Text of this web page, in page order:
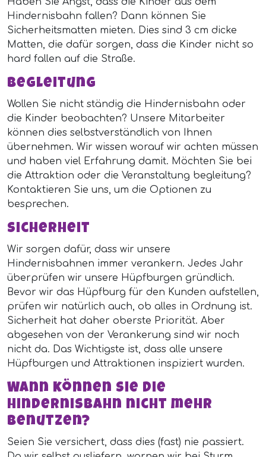
Hindernisbahn fallen? Dann können Sie
Sicherheitsmatten mieten. Dies sind 3 cm dicke
Matten, die dafür sorgen, dass die Kinder nicht so
hard fallen auf die Straße.
Begleitung
Wollen Sie nicht ständig die Hindernisbahn oder
die Kinder beobachten? Unsere Mitarbeiter
können dies selbstverständlich von Ihnen
übernehmen. Wir wissen worauf wir achten müssen
und haben viel Erfahrung damit. Möchten Sie bei
die Attraktion oder die Veranstaltung begleitung?
Kontaktieren Sie uns, um die Optionen zu
besprechen.
Sicherheit
Wir sorgen dafür, dass wir unsere
Hindernisbahnen immer verankern. Jedes Jahr
überprüfen wir unsere Hüpfburgen gründlich.
Bevor wir das Hüpfburg für den Kunden aufstellen,
prüfen wir natürlich auch, ob alles in Ordnung ist.
Sicherheit hat daher oberste Priorität. Aber
abgesehen von der Verankerung sind wir noch
nicht da. Das Wichtigste ist, dass alle unsere
Hüpfburgen und Attraktionen inspiziert wurden.
Wann können Sie die
Hindernisbahn nicht mehr
benutzen?
Seien Sie versichert, dass dies (fast) nie passiert.